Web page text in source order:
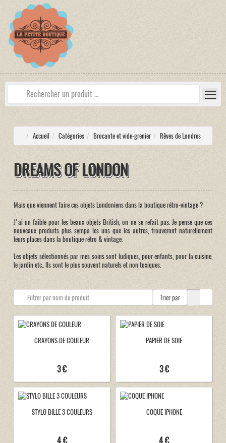
Accueil Catégories Brocante et vide-grenier Rêves de Londres
DREAMS OF LONDON
Mais que viennent faire ces objets Londoniens dans la boutique rétro-vintage ?
J'ai un faible pour les beaux objets British, on ne se refait pas. Je pense que ces
nouveaux produits plus sympa les uns que les autres, trouveront naturellement
leurs places dans la boutique rétro & vintage.
Les objets sélectionnés par mes soins sont ludiques, pour enfants, pour la cuisine,
le jardin etc.. Ils sont le plus souvent naturels et non toxiques.
Trier par
CRAYONS DE COULEUR
3 €
PAPIER DE SOIE
3 €
STYLO BILLE 3 COULEURS
4 €
COQUE IPHONE
4 €